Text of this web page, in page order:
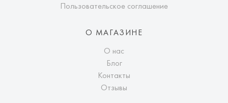
Пользовательское соглашение
О МАГАЗИНЕ
О нас
Блог
Контакты
Отзывы